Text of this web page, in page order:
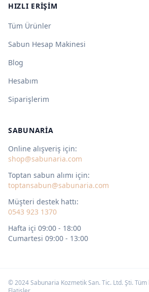
HIZLI ERIŞIM
Tüm Ürünler
Sabun Hesap Makinesi
Blog
Hesabım
Siparişlerim
SABUNARIA
Online alışveriş için:
shop@sabunaria.com
Toptan sabun alımı için:
toptansabun@sabunaria.com
Müşteri destek hattı:
0543 923 1370
Hafta içi 09:00 - 18:00
Cumartesi 09:00 - 13:00
© 2024 Sabunaria Kozmetik San. Tic. Ltd. Şti. Tüm